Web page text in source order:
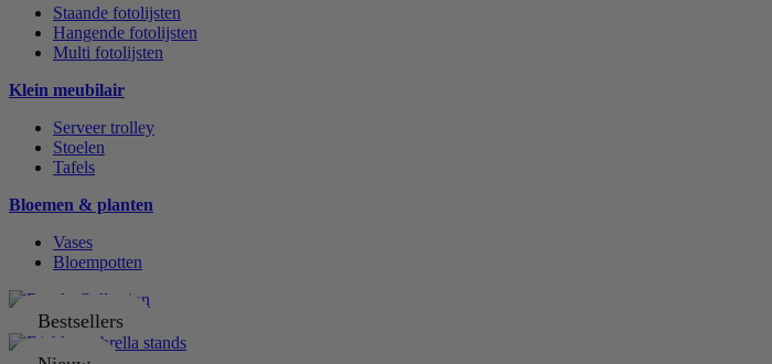
Staande fotolijsten
Hangende fotolijsten
Multi fotolijsten
Klein meubilair
Serveer trolley
Stoelen
Tafels
Bloemen & planten
Vases
Bloempotten
Bestsellers